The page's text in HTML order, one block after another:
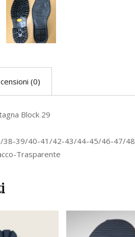
(0)
Block 29
38-39/40-41/42-43/44-45/46-47/48
Trasparente